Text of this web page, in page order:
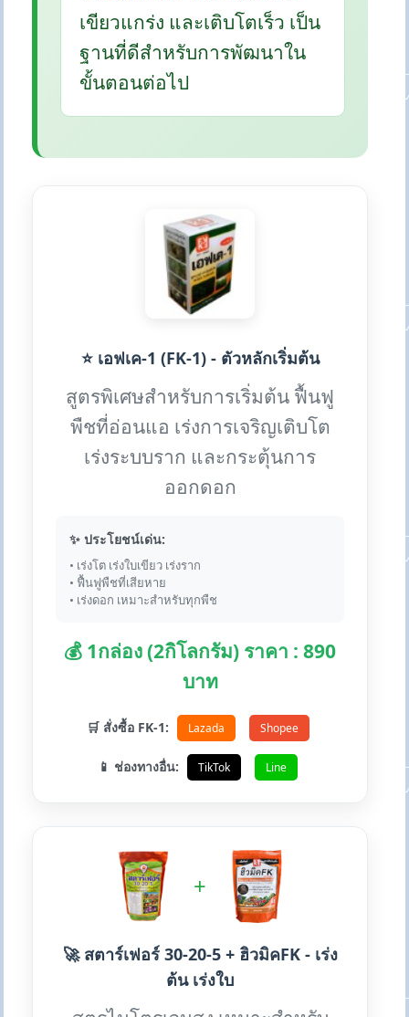
เขียวแกร่ง และเติบโตเร็ว เป็น
ฐานที่ดีสำหรับการพัฒนาใน
ขั้นตอนต่อไป
⭐ เอฟเค-1 (FK-1) - ตัวหลักเริ่มต้น
สูตรพิเศษสำหรับการเริ่มต้น ฟื้นฟู
พืชที่อ่อนแอ เร่งการเจริญเติบโต
เร่งระบบราก และกระตุ้นการ
ออกดอก
✨ ประโยชน์เด่น:
• เร่งโต เร่งใบเขียว เร่งราก
• ฟื้นฟูพืชที่เสียหาย
• เร่งดอก เหมาะสำหรับทุกพืช
💰 1กล่อง (2กิโลกรัม) ราคา : 890
บาท
🛒 สั่งซื้อ FK-1: Lazada Shopee
📱 ช่องทางอื่น: TikTok Line
+
🚀 สตาร์เฟอร์ 30-20-5 + ฮิวมิคFK - เร่ง
ต้น เร่งใบ